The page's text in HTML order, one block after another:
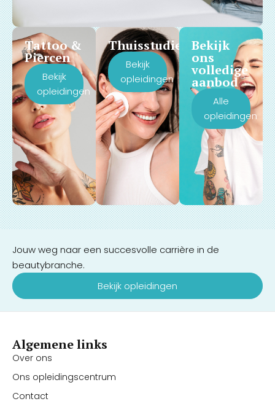
Tattoo &
Piercen
Bekijk
opleidingen
Thuisstudie
Bekijk
opleidingen
Bekijk
ons
volledige
aanbod
Alle
opleidingen
Jouw weg naar een succesvolle carrière in de
beautybranche.
Bekijk opleidingen
Algemene links
Over ons
Ons opleidingscentrum
Contact